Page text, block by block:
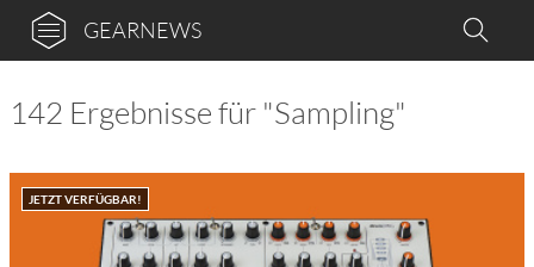
GEARNEWS
142 Ergebnisse für "Sampling"
JETZT VERFÜGBAR!